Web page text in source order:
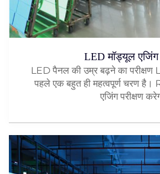
LED मॉड्यूल एजिंग
LED पैनल की उम्र बढ़ने का
पहले एक बहुत ही महत्वपूर्ण चरण
एजिंग परीक्षण